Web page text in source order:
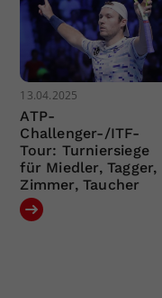
13.04.2025
ATP-
Challenger-/ITF-
Tour: Turniersiege
für Miedler, Tagger,
Zimmer, Taucher